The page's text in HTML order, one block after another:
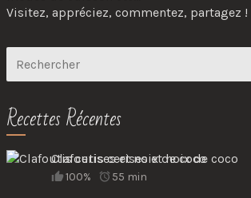
Visitez, appréciez, commentez, partagez !
Recettes Récentes
Clafoutis cerises et noix de coco
100% 55 min